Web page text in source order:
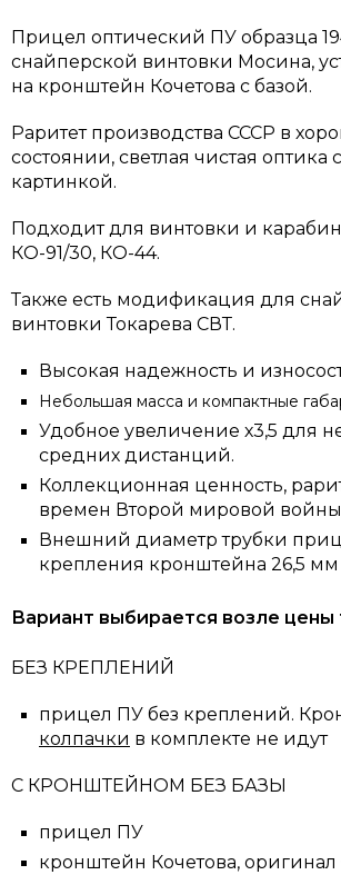
Прицел оптический ПУ образца
снайперской винтовки Мосина,
на кронштейн Кочетова с базой.
Раритет производства СССР в
состоянии, светлая чистая оптика
картинкой.
Подходит для винтовки и
КО-91/30, КО-44.
Также есть модификация для
винтовки Токарева СВТ.
Высокая надежность и
Небольшая масса и компактные
Удобное увеличение х3,5 для
средних дистанций.
Коллекционная ценность,
времен Второй мировой
Внешний диаметр трубки
крепления кронштейна 26,5 мм
Вариант выбирается возле цены
БЕЗ КРЕПЛЕНИЙ
прицел ПУ без креплений.
колпачки в комплекте не идут
С КРОНШТЕЙНОМ БЕЗ БАЗЫ
прицел ПУ
кронштейн Кочетова,